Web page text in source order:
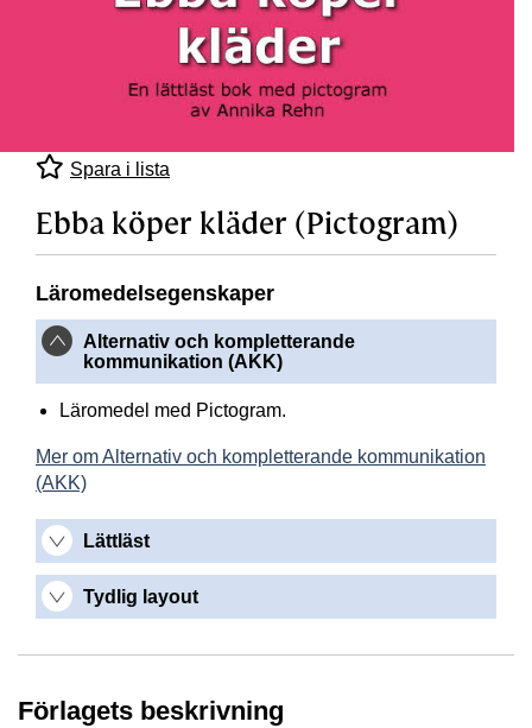
Spara i lista
Ebba köper kläder (Pictogram)
Läromedelsegenskaper
Alternativ och kompletterande
kommunikation (AKK)
Läromedel med Pictogram.
Mer om Alternativ och kompletterande kommunikation
(AKK)
Lättläst
Tydlig layout
Förlagets beskrivning